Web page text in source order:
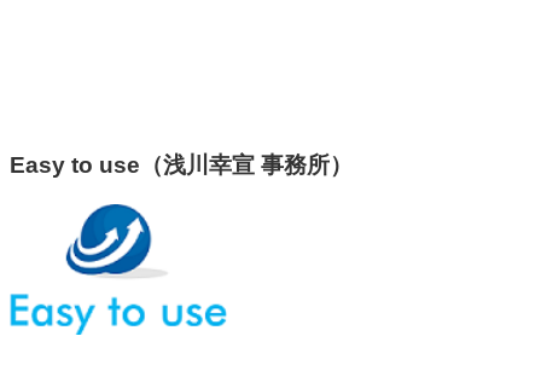
Easy to use（浅川幸宣 事務所）